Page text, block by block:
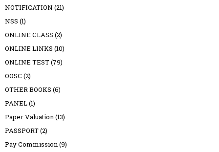
NOTIFICATION (21)
NSS (1)
ONLINE CLASS (2)
ONLINE LINKS (10)
ONLINE TEST(79)
OOSC (2)
OTHER BOOKS (6)
PANEL(1)
Paper Valuation(13)
PASSPORT(2)
Pay Commission(9)